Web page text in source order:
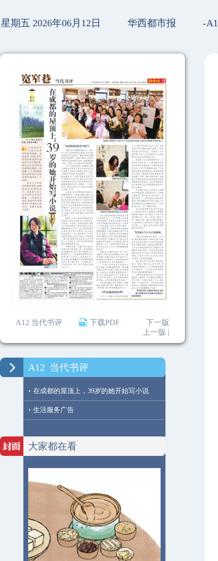
星期五 2026年06月12日 华西都市报 -
A12 当代书评 下载PDF
下一版
上一版 |
A12 当代书评
· 在成都的屋顶上，39岁的她开始写小说
· 生活服务广告
大家都在看